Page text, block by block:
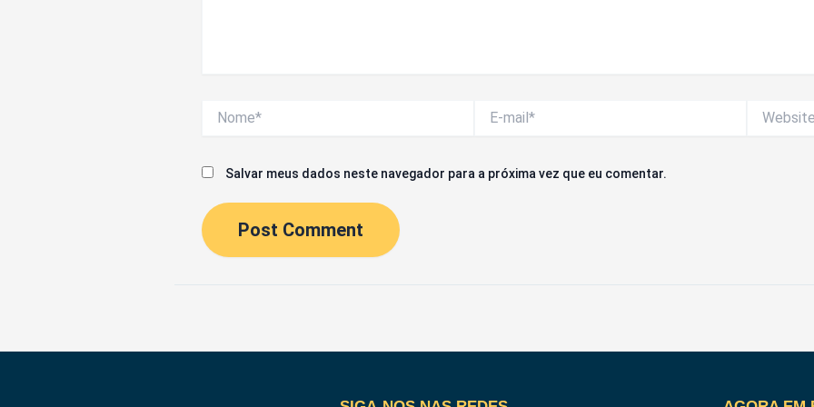
mail*
Salvar meus dados neste navegador para a próxima vez que eu comentar.